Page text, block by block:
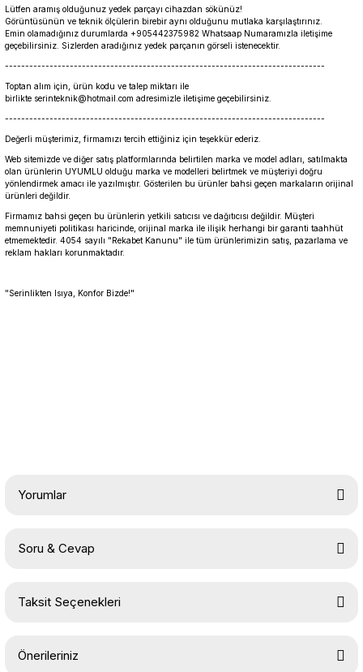
Lütfen aramış olduğunuz yedek parçayı cihazdan sökünüz!
Görüntüsünün ve teknik ölçülerin birebir aynı olduğunu mutlaka karşılaştırınız.
Emin olamadığınız durumlarda +905442375982 Whatsaap Numaramızla iletişime
geçebilirsiniz. Sizlerden aradığınız yedek parçanın görseli istenecektir.
-------------------------------------------------------------------------------
Toptan alım için, ürün kodu ve talep miktarı ile
birlikte serinteknik@hotmail.com adresimizle iletişime geçebilirsiniz.
-------------------------------------------------------------------------------
Değerli müşterimiz, firmamızı tercih ettiğiniz için teşekkür ederiz.
Web sitemizde ve diğer satış platformlarında belirtilen marka ve model adları, satılmakta
olan ürünlerin UYUMLU olduğu marka ve modelleri belirtmek ve müşteriyi doğru
yönlendirmek amacı ile yazılmıştır. Gösterilen bu ürünler bahsi geçen markaların orijinal
ürünleri değildir.
Firmamız bahsi geçen bu ürünlerin yetkili satıcısı ve dağıtıcısı değildir. Müşteri
memnuniyeti politikası haricinde, orijinal marka ile ilişik herhangi bir garanti taahhüt
etmemektedir. 4054 sayılı "Rekabet Kanunu" ile tüm ürünlerimizin satış, pazarlama ve
reklam hakları korunmaktadır.
"Serinlikten Isıya, Konfor Bizde!"
Yorumlar
Soru & Cevap
Taksit Seçenekleri
Önerileriniz